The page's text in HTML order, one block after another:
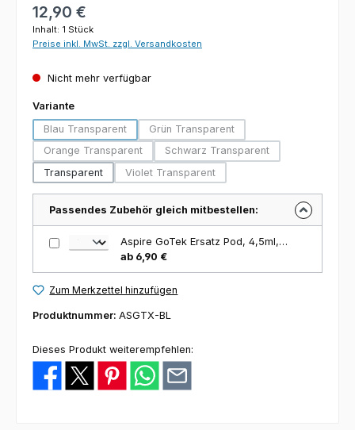
Regulärer Preis:
12,90 €
Inhalt: 1 Stück
Preise inkl. MwSt. zzgl. Versandkosten
Nicht mehr verfügbar
Varianteauswählen
Blau Transparent
(Diese Option ist zurzeit nicht verfügbar.)
Grün Transparent
(Diese Option ist zurzeit nicht
Orange Transparent
(Diese Option ist zurzeit nicht verfügbar.)
Schwarz Transparent
(Diese Option ist zurzeit nicht
Transparent Violet Transparent
(Diese Option ist zurzeit nicht verfügbar.)
Passendes Zubehör gleich mitbestellen:
Aspire GoTek Ersatz Pod, 4,5ml, 2-er Packung
ab 6,90 €
Zum Merkzettel hinzufügen
Produktnummer: ASGTX-BL
Dieses Produkt weiterempfehlen: